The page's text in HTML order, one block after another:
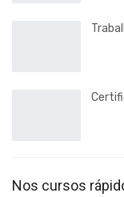
Nos cursos